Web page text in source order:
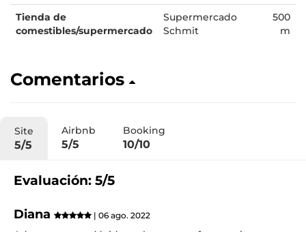
Tienda de
comestibles/supermercado
Supermercado
Schmit
500
m
Comentarios
Site
5/5
Airbnb
5/5
Booking
10/10
Evaluación: 5/5
Diana | 06 ago. 2022